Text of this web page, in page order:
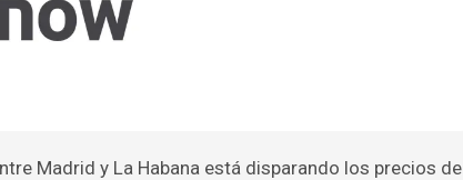
Madrid y La Habana está disparando los precios de